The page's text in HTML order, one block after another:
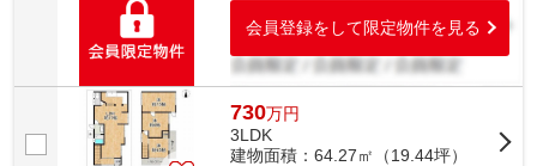
会員登録をして限定物件を見る
730万円
3LDK
建物面積：64.27㎡（19.44坪）